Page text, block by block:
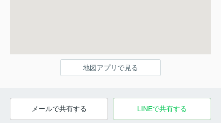
地図アプリで見る
メールで共有する LINEで共有する